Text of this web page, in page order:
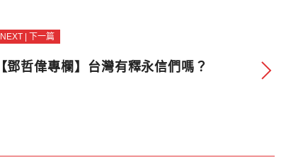
NEXT | 下一篇
【鄧哲偉專欄】台灣有釋永信們嗎？